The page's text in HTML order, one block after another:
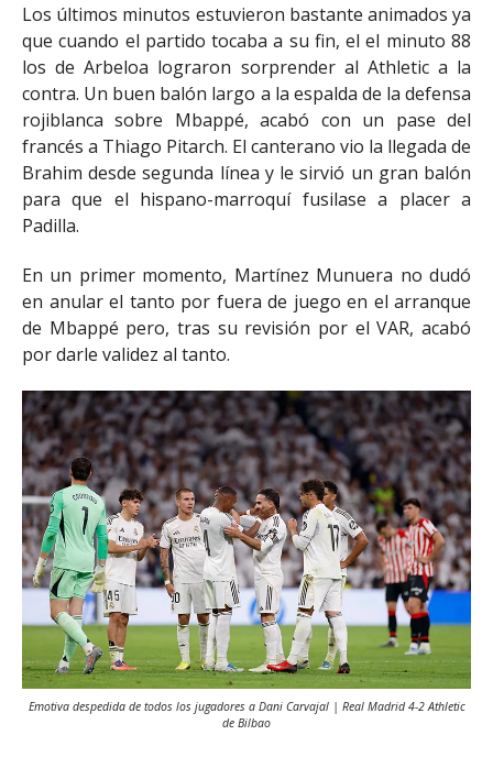
Los últimos minutos estuvieron bastante animados ya
que cuando el partido tocaba a su fin, el el minuto 88
los de Arbeloa lograron sorprender al Athletic a la
contra. Un buen balón largo a la espalda de la defensa
rojiblanca sobre Mbappé, acabó con un pase del
francés a Thiago Pitarch. El canterano vio la llegada de
Brahim desde segunda línea y le sirvió un gran balón
para que el hispano-marroquí fusilase a placer a
Padilla.
En un primer momento, Martínez Munuera no dudó
en anular el tanto por fuera de juego en el arranque
de Mbappé pero, tras su revisión por el VAR, acabó
por darle validez al tanto.
Emotiva despedida de todos los jugadores a Dani Carvajal | Real Madrid 4-2 Athletic
de Bilbao